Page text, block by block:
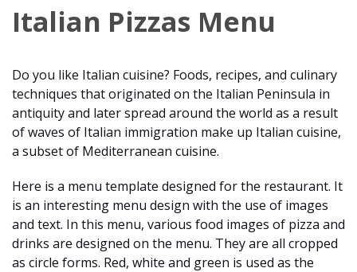
Italian Pizzas Menu
Do you like Italian cuisine? Foods, recipes, and culinary
techniques that originated on the Italian Peninsula in
antiquity and later spread around the world as a result
of waves of Italian immigration make up Italian cuisine,
a subset of Mediterranean cuisine.
Here is a menu template designed for the restaurant. It
is an interesting menu design with the use of images
and text. In this menu, various food images of pizza and
drinks are designed on the menu. They are all cropped
as circle forms. Red, white and green is used as the